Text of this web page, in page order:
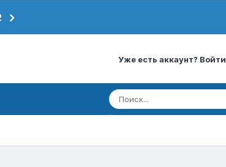
Уже есть аккаунт? Войти